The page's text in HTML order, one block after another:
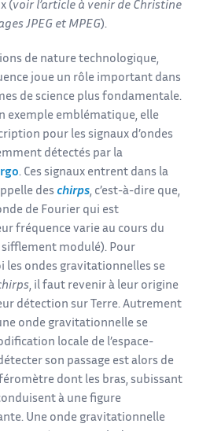
(voir l’article à venir de Christine
JPEG et MPEG).
de nature technologique,
joue un rôle important dans
de science plus fondamentale.
exemple emblématique, elle
pour les signaux d’ondes
détectés par la
. Ces signaux entrent dans la
des chirps, c’est-à-dire que,
de Fourier qui est
fréquence varie au cours du
sifflement modulé). Pour
les ondes gravitationnelles se
, il faut revenir à leur origine
détection sur Terre. Autrement
onde gravitationnelle se
locale de l’espace-
son passage est alors de
dont les bras, subissant
à une figure
Une onde gravitationnelle